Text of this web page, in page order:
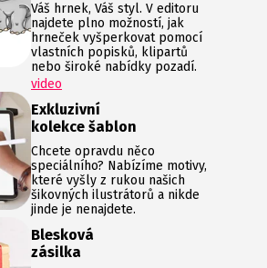
Váš hrnek, Váš styl. V editoru
najdete plno možností, jak
hrneček vyšperkovat pomocí
vlastních popisků, klipartů
nebo široké nabídky pozadí.
video
Exkluzivní
kolekce šablon
Chcete opravdu něco
speciálního? Nabízíme motivy,
které vyšly z rukou našich
šikovných ilustrátorů a nikde
jinde je nenajdete.
Blesková
zásilka